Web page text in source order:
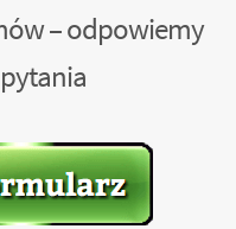
– odpowiemy